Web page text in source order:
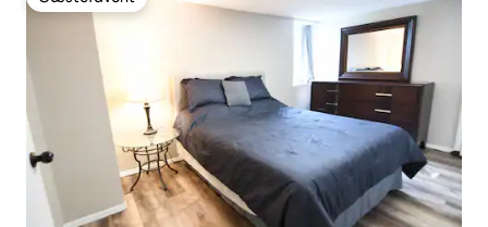
Gæstefavorit